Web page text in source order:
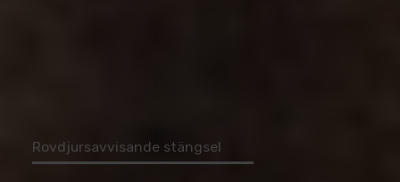
Rovdjursavvisande stängsel